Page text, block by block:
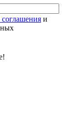
соглашения и